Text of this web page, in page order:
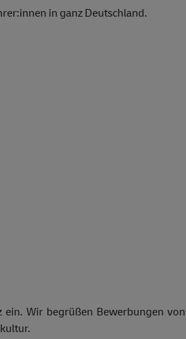
in ganz Deutschland.
Wir begrüßen Bewerbungen von